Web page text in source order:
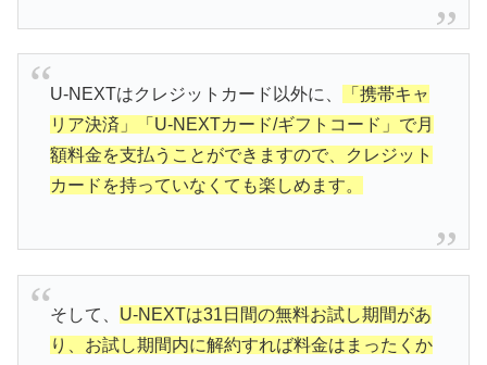
U-NEXTはクレジットカード以外に、
「携帯キャ
リア決済」「U-NEXTカード/ギフトコード」で月
額料金を支払うことができますので、クレジット
カードを持っていなくても楽しめます。
そして、 U-NEXTは31日間の無料お試し期間があ
り、お試し期間内に解約すれば料金はまったくか